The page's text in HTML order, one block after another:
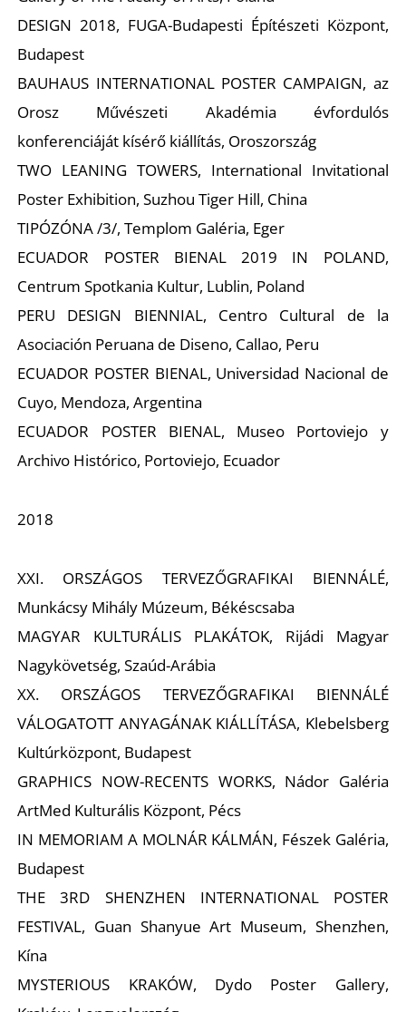
DESIGN 2018, FUGA-Budapesti Építészeti Központ,
Budapest
BAUHAUS INTERNATIONAL POSTER CAMPAIGN, az
Orosz Művészeti Akadémia évfordulós
konferenciáját kísérő kiállítás, Oroszország
TWO LEANING TOWERS, International Invitational
Poster Exhibition, Suzhou Tiger Hill, China
TIPÓZÓNA /3/, Templom Galéria, Eger
ECUADOR POSTER BIENAL 2019 IN POLAND,
Centrum Spotkania Kultur, Lublin, Poland
PERU DESIGN BIENNIAL, Centro Cultural de la
Asociación Peruana de Diseno, Callao, Peru
ECUADOR POSTER BIENAL, Universidad Nacional de
Cuyo, Mendoza, Argentina
ECUADOR POSTER BIENAL, Museo Portoviejo y
Archivo Histórico, Portoviejo, Ecuador
2018
XXI. ORSZÁGOS TERVEZŐGRAFIKAI BIENNÁLÉ,
Munkácsy Mihály Múzeum, Békéscsaba
MAGYAR KULTURÁLIS PLAKÁTOK, Rijádi Magyar
Nagykövetség, Szaúd-Arábia
XX. ORSZÁGOS TERVEZŐGRAFIKAI BIENNÁLÉ
VÁLOGATOTT ANYAGÁNAK KIÁLLÍTÁSA, Klebelsberg
Kultúrközpont, Budapest
GRAPHICS NOW-RECENTS WORKS, Nádor Galéria
ArtMed Kulturális Központ, Pécs
IN MEMORIAM A MOLNÁR KÁLMÁN, Fészek Galéria,
Budapest
THE 3RD SHENZHEN INTERNATIONAL POSTER
FESTIVAL, Guan Shanyue Art Museum, Shenzhen,
Kína
MYSTERIOUS KRAKÓW, Dydo Poster Gallery,